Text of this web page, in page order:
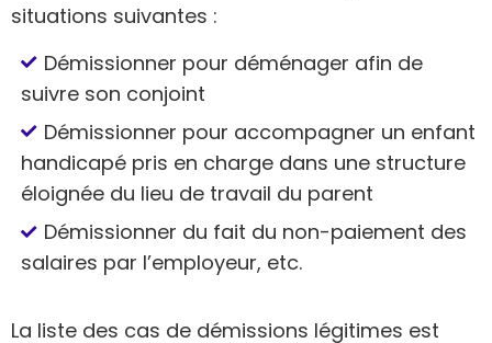
situations suivantes :
Démissionner pour déménager afin de
suivre son conjoint
Démissionner pour accompagner un enfant
handicapé pris en charge dans une structure
éloignée du lieu de travail du parent
Démissionner du fait du non-paiement des
salaires par l’employeur, etc.
La liste des cas de démissions légitimes est